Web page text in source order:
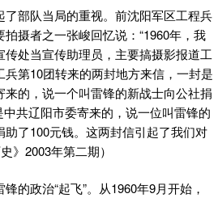
部队当局的重视。前沈阳军区工程兵
摄者之一张峻回忆说：“1960年，我
处当宣传助理员，主要搞摄影报道工
第10团转来的两封地方来信，一封是
的，说一个叫雷锋的新战士向公社捐
共辽阳市委寄来的，说一位叫雷锋的
了100元钱。这两封信引起了我们对
》2003年第二期）
的政治“起飞”。从1960年9月开始，